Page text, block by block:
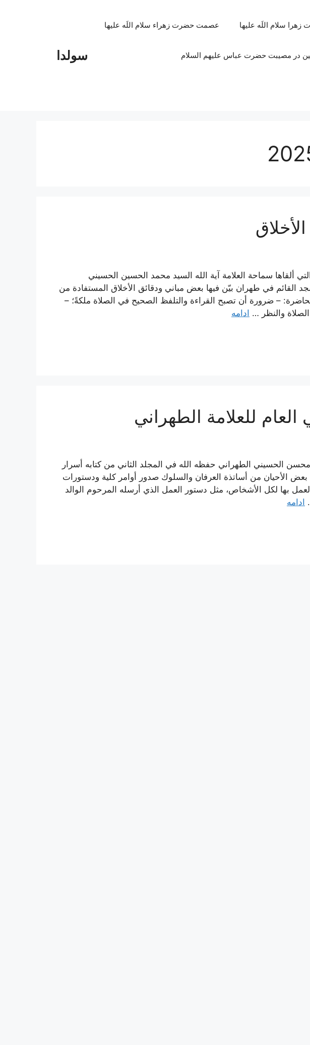
سولدا
سلام اللَه علیها عصمت حضرت زهراء سلام اللَه علیها
در مصیبت حضرت عباس علیهم السلام
ألقاها سماحة العلامة آية الله السيد محمد الحسين الحسيني
القائم في طهران بيّن فيها بعض مباني ودقائق الأخلاق المستفادة من
– ضرورة أن تصبح القراءة والتلفظ الصحيح في الصلاة ملكةً؛ –
والنظر … ادامه
العام للعلامة الطهراني
الحسيني الطهراني حفظه الله في المجلد الثاني من كتابه أسرار
الأحيان من أساتذة العرفان والسلوك صدور أوامر كلية ودستورات
بها لكل الأشخاص، مثل دستور العمل الذي أرسله المرحوم الوالد
ادامه